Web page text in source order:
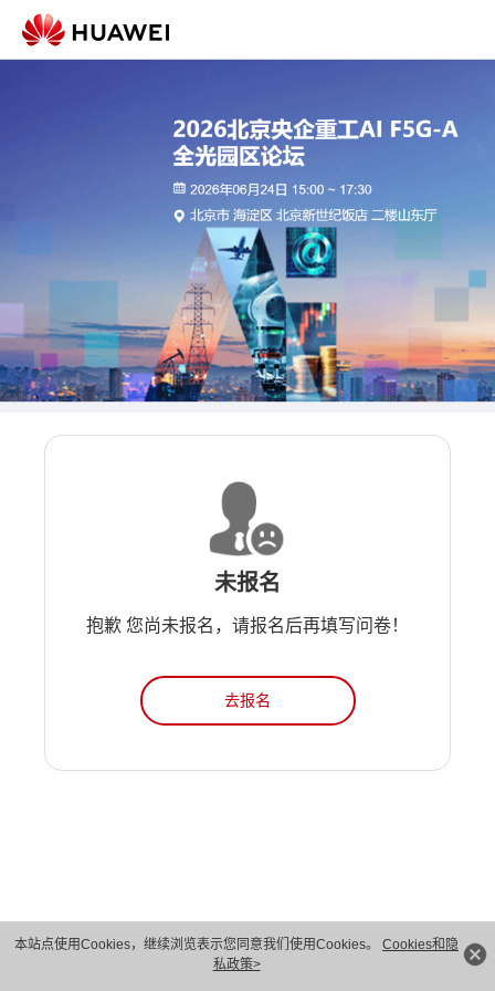
本站点使用Cookies，继续浏览表示您同意我们使用Cookies。 Cookies和隐
私政策>
未报名
抱歉 您尚未报名，请报名后再填写问卷！
去报名
版权所有 © 华为技术有限公司 1998-2026。 保留一切权利。粤A2-20044005号
隐私保护
法律声明